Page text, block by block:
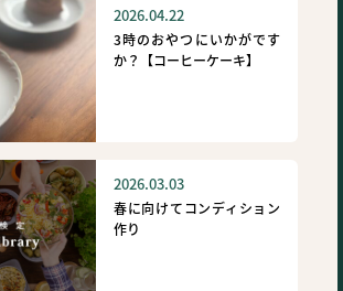
2026.04.22
3時のおやつにいかがです
か？【コーヒーケーキ】
2026.03.03
春に向けてコンディション
作り